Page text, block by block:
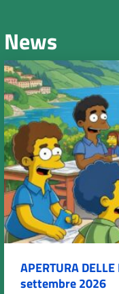
News
APERTURA
settembre 2026